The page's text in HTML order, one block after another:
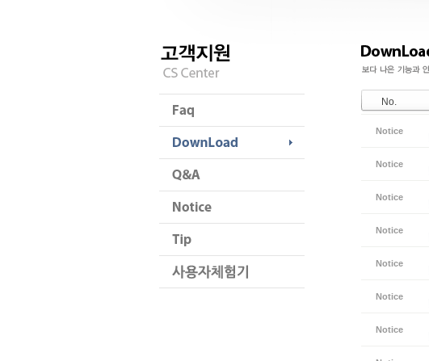
No.
Notice
Notice
Notice
Notice
Notice
Notice
Notice